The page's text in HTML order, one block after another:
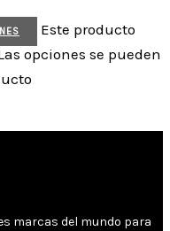
Este producto
opciones se pueden
marcas del mundo para